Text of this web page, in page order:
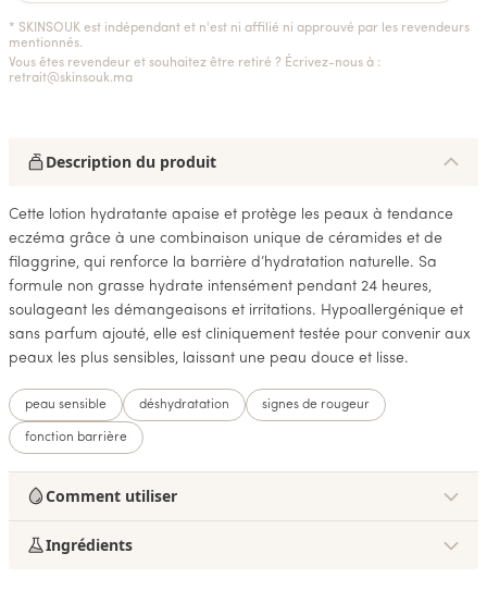
* SKINSOUK est indépendant et n'est ni affilié ni approuvé par les revendeurs
mentionnés.
Vous êtes revendeur et souhaitez être retiré ? Écrivez-nous à :
retrait@skinsouk.ma
Description du produit
Cette lotion hydratante apaise et protège les peaux à tendance
eczéma grâce à une combinaison unique de céramides et de
filaggrine, qui renforce la barrière d’hydratation naturelle. Sa
formule non grasse hydrate intensément pendant 24 heures,
soulageant les démangeaisons et irritations. Hypoallergénique et
sans parfum ajouté, elle est cliniquement testée pour convenir aux
peaux les plus sensibles, laissant une peau douce et lisse.
peau sensible déshydratation signes de rougeur
fonction barrière
Comment utiliser
Ingrédients